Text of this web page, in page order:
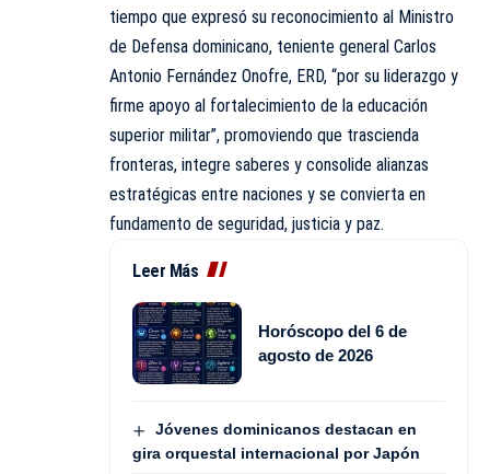
tiempo que expresó su reconocimiento al Ministro
de Defensa dominicano, teniente general Carlos
Antonio Fernández Onofre, ERD, “por su liderazgo y
firme apoyo al fortalecimiento de la educación
superior militar”, promoviendo que trascienda
fronteras, integre saberes y consolide alianzas
estratégicas entre naciones y se convierta en
fundamento de seguridad, justicia y paz.
Leer Más
Horóscopo del 6 de
agosto de 2026
Jóvenes dominicanos destacan en
gira orquestal internacional por Japón